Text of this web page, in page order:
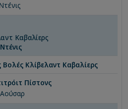
Καβαλίερς
Βολές Κλίβελαντ Καβαλίερς
Πίστονς